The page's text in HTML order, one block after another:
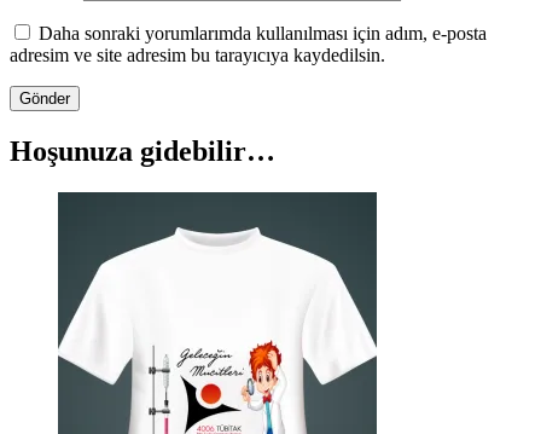
Daha sonraki yorumlarımda kullanılması için adım, e-posta
adresim ve site adresim bu tarayıcıya kaydedilsin.
Hoşunuza gidebilir…